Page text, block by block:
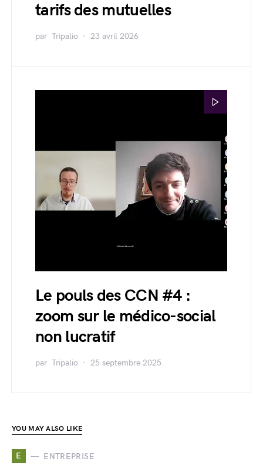
tarifs des mutuelles
par Tripalio 23 avril 2026
Le pouls des CCN #4 :
zoom sur le médico-social
non lucratif
par Tripalio 25 septembre 2025
YOU MAY ALSO LIKE
E ENTREPRISE